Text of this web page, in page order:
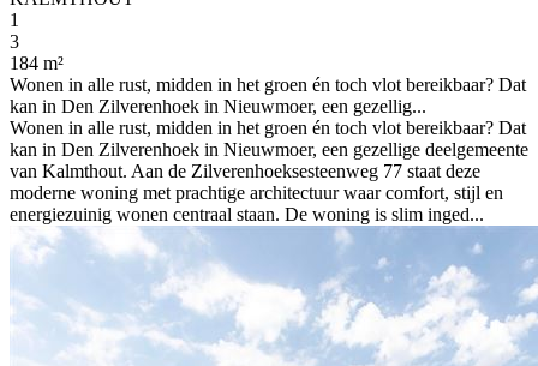
1
3
184 m²
Wonen in alle rust, midden in het groen én toch vlot bereikbaar? Dat
kan in Den Zilverenhoek in Nieuwmoer, een gezellig...
Wonen in alle rust, midden in het groen én toch vlot bereikbaar? Dat
kan in Den Zilverenhoek in Nieuwmoer, een gezellige deelgemeente
van Kalmthout. Aan de Zilverenhoeksesteenweg 77 staat deze
moderne woning met prachtige architectuur waar comfort, stijl en
energiezuinig wonen centraal staan. De woning is slim inged...